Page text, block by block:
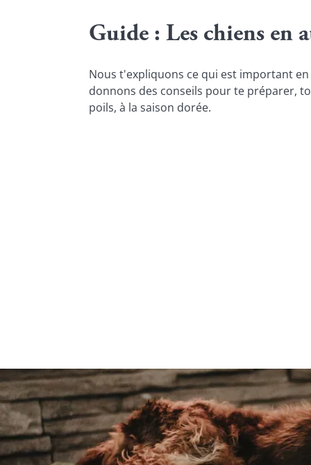
Guide : Les chiens en
Nous t'expliquons ce qui est important
donnons des conseils pour te préparer,
poils, à la saison dorée.